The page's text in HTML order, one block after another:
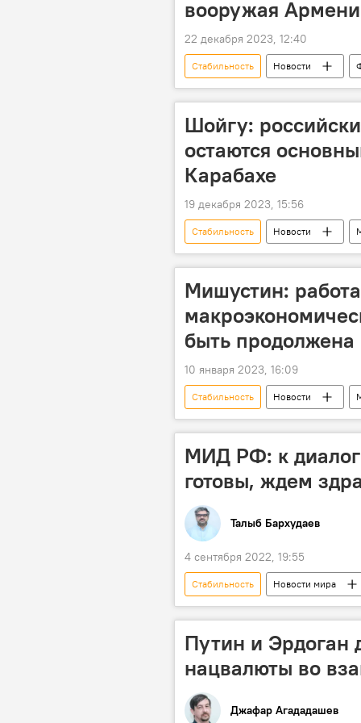
вооружая
22 декабря 2023, 12:40
Стабильность Новости
Армения
Поставки
Шойгу:
остаются
Карабахе
19 декабря 2023, 15:56
Стабильность Новости
Российский миротворческий
Мишустин:
быть продолжена
10 января 2023, 16:09
Стабильность Новости
Макроэкономическая политика
МИД РФ: к
готовы, ждем
Талыб Бархудаев
4 сентября 2022, 19:55
Стабильность Новости мира
Путин и Эрдоган
нацвалюты во
Джафар Агададашев